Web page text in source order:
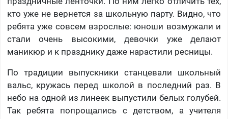
кто уже не вернется за школьную парту. Видно, что
ребята уже совсем взрослые: юноши возмужали и
стали очень высокими, девочки уже делают
маникюр и к празднику даже нарастили ресницы.
По традиции выпускники станцевали школьный
вальс, кружась перед школой в последний раз. В
небо на одной из линеек выпустили белых голубей.
Так ребята попрощались с детством, а учителя